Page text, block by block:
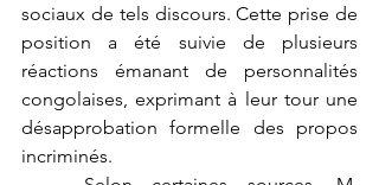
sociaux de tels discours. Cette prise de
position a été suivie de plusieurs
réactions émanant de personnalités
congolaises, exprimant à leur tour une
désapprobation formelle des propos
incriminés.